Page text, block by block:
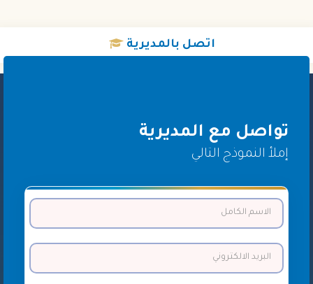
اتصل بالمديرية
تواصل مع المديرية
إملأ النموذج التالي